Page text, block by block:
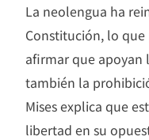
La neolengua ha
Constitución, lo
afirmar que apoyan
también la
Mises explica que
libertad en su